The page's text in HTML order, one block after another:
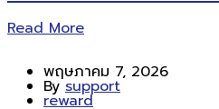
Read More
พฤษภาคม 7, 2026
Bysupport
reward